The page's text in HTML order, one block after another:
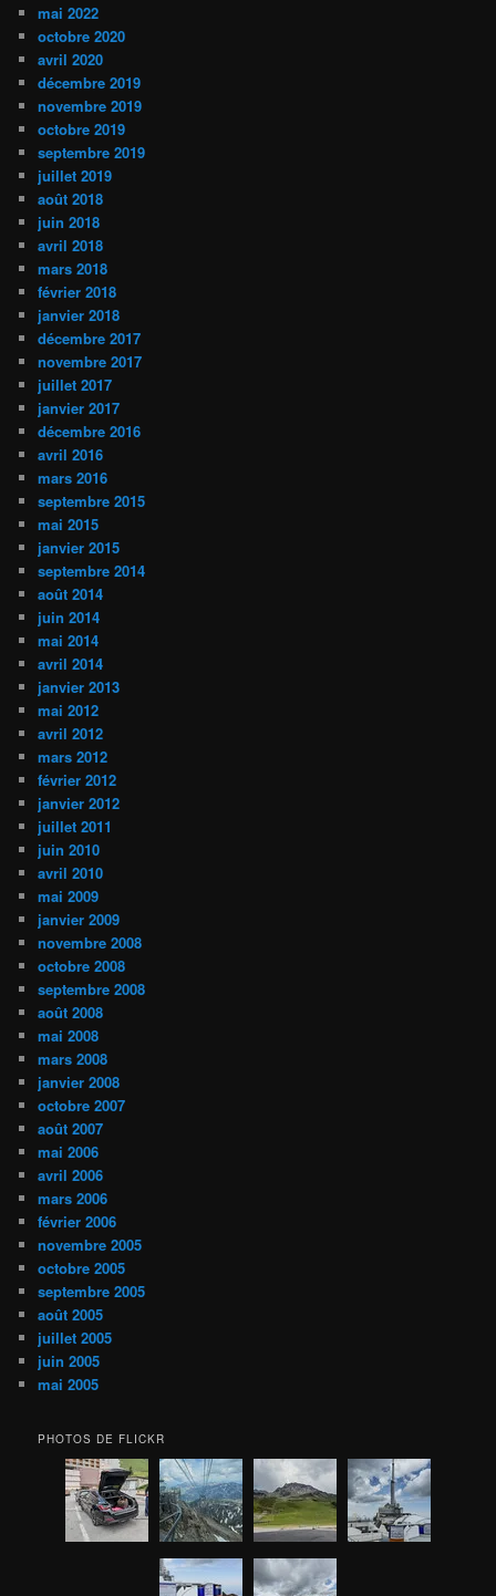
mai 2022
octobre 2020
avril 2020
décembre 2019
novembre 2019
octobre 2019
septembre 2019
juillet 2019
août 2018
juin 2018
avril 2018
mars 2018
février 2018
janvier 2018
décembre 2017
novembre 2017
juillet 2017
janvier 2017
décembre 2016
avril 2016
mars 2016
septembre 2015
mai 2015
janvier 2015
septembre 2014
août 2014
juin 2014
mai 2014
avril 2014
janvier 2013
mai 2012
avril 2012
mars 2012
février 2012
janvier 2012
juillet 2011
juin 2010
avril 2010
mai 2009
janvier 2009
novembre 2008
octobre 2008
septembre 2008
août 2008
mai 2008
mars 2008
janvier 2008
octobre 2007
août 2007
mai 2006
avril 2006
mars 2006
février 2006
novembre 2005
octobre 2005
septembre 2005
août 2005
juillet 2005
juin 2005
mai 2005
PHOTOS DE FLICKR